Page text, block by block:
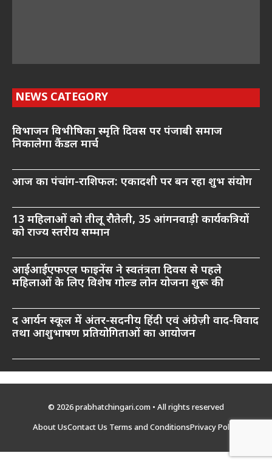
NEWS CATEGORY
विभाजन विभीषिका स्मृति दिवस पर पंजाबी समाज
निकालेगा कैंडल मार्च
आज का पंचांग-राशिफल: एकादशी पर बन रहा शुभ संयोग
13 महिलाओं को तीलू रौतेली, 35 आंगनवाड़ी कार्यकत्रियों
को राज्य स्तरीय सम्मान
आईआईएफएल फाइनेंस ने स्वतंत्रता दिवस से पहले
महिलाओं के लिए विशेष गोल्ड लोन योजना शुरू की
द आर्यन स्कूल में अंतर-सदनीय हिंदी एवं अंग्रेज़ी वाद-विवाद
तथा आशुभाषण प्रतियोगिताओं का आयोजन
© 2026 prabhatchingari.com • All rights reserved
About UsContact Us Terms and ConditionsPrivacy Policy